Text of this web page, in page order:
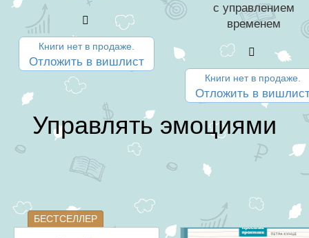
Книги нет в продаже.
Отложить в вишлист
с управлением
временем
Книги нет в продаже.
Отложить в
Управлять эмоциями
БЕСТСЕЛЛЕР